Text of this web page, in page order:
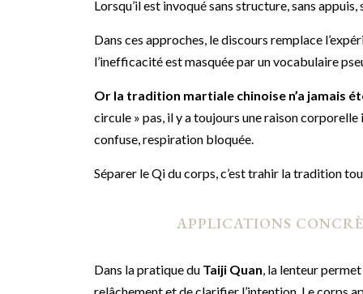
Lorsqu’il est invoqué sans structure, sans
Dans ces approches, le discours remplace
l’inefficacité est masquée par un vocabulaire
Or la tradition martiale chinoise n’a jamais
circule » pas, il y a toujours une raison
confuse, respiration bloquée.
Séparer le Qi du corps, c’est trahir la tradition
APPLICATIONS
Dans la pratique du Taiji Quan, la lenteur